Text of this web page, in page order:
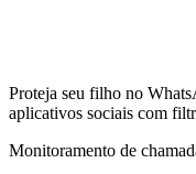
Proteja seu filho no
aplicativos sociais com
Monitoramento de